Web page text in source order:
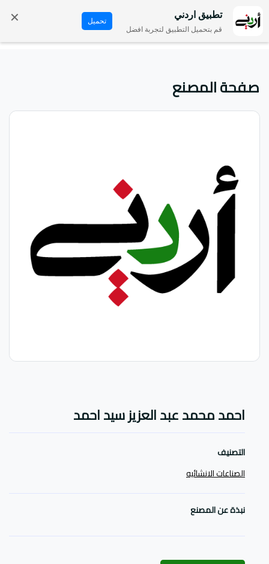
تطبيق اردني
قم بتحميل التطبيق لتجربة افضل
تحميل ✕
صفحة المصنع
احمد محمد عبد العزيز سيد احمد
التصنيف
الصناعات الانشائيه
نبذة عن المصنع